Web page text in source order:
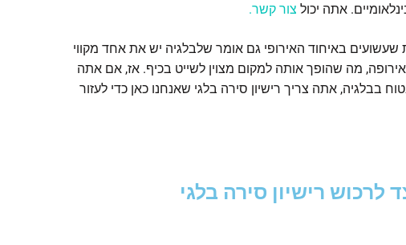
אתה יכול צור קשר.
שעשועים באיחוד האירופי גם אומר שלבלגיה יש את אחד מקווי
מה שהופך אותה למקום מצוין לשייט בכיף. אז, אם אתה
בבלגיה, אתה צריך רישיון סירה בלגי שאנחנו כאן כדי לעזור
לרכוש רישיון סירה בלגי